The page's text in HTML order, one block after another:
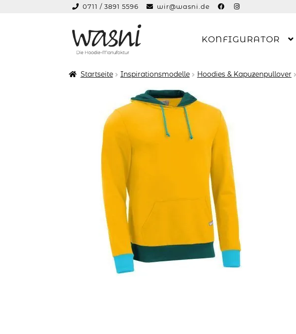
0711 / 3891 5596 wir@wasni.de
Zur
springen
Zum
springen
KONFIGURATOR
Startseite Inspirationsmodelle Hoodies & Kapuzenpullover